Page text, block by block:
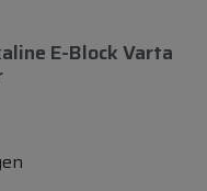
E-Block Varta